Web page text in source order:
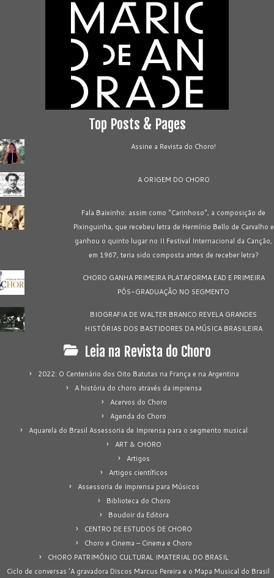
Top Posts & Pages
Assine a Revista do Choro!
A ORIGEM DO CHORO
Fala Baixinho: assim como "Carinhoso", a composição de
Pixinguinha, que recebeu letra de Hermínio Bello de Carvalho e
ganhou o quinto lugar no II Festival Internacional da Canção,
em 1967, teria sido composta antes de receber letra?
CHORO GANHA PRIMEIRA PLATAFORMA EAD E PRIMEIRA
PÓS-GRADUAÇÃO NO SEGMENTO
BIOGRAFIA DE WALTER BRANCO REVELA GRANDES
HISTÓRIAS DOS BASTIDORES DA MÚSICA BRASILEIRA
Leia na Revista do Choro
2022: O Centenário dos Oito Batutas na França e na Argentina
A história do choro através da imprensa
Acervos do Choro
Agenda do Choro
Aquarela do Brasil Assessoria de Imprensa para o segmento musical
ART & CHORO
Artigos
Artigos científicos
Assessoria de Imprensa para Músicos
Biblioteca do Choro
Boudoir da Editora
CENTRO DE ESTUDOS DE CHORO
Choro e Cinema – Cinema e Choro
CHORO PATRIMÔNIO CULTURAL IMATERIAL DO BRASIL
Ciclo de conversas 'A gravadora Discos Marcus Pereira e o Mapa Musical do Brasil